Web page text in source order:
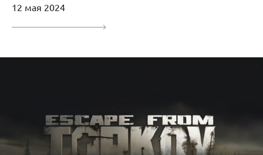
12 мая 2024